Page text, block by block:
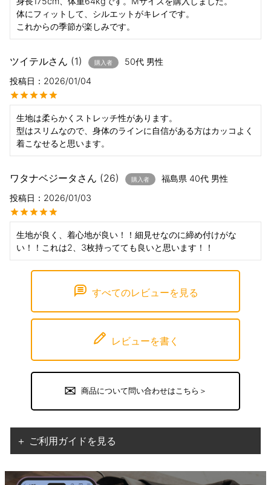
体にフィットして、シルエットがキレイです。
ツイテル 1 購入者 50代 男性
投稿日
2026/01/04
生地は柔らかくストレッチ性があります。
型はスリムなので、身体のラインに自信がある方はカッコよく
着こなせると思います。
ワタナベジータ 26 購入者 福島県 40代 男性
投稿日
2026/01/03
生地が良く、着心地が良い！！細見せなのに締め付けがな
い！！これは2、3枚持ってても良いと思います！！
すべてのレビューを見る
レビューを書く
商品について問い合わせはこちら＞
＋ ご利用ガイドを見る